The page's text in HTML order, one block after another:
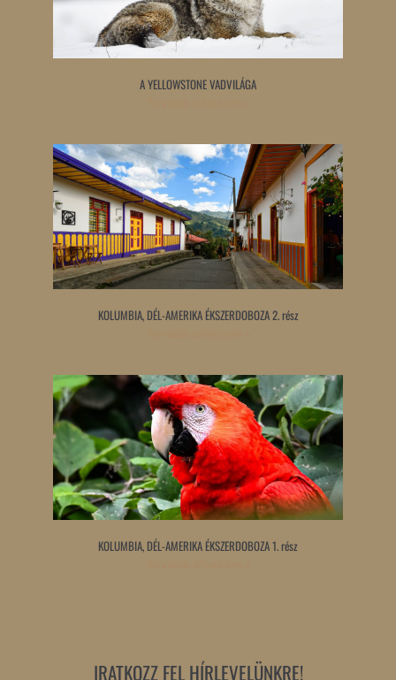
A YELLOWSTONE VADVILÁGA
KOLUMBIA, DÉL-AMERIKA ÉKSZERDOBOZA 2. rész
KOLUMBIA, DÉL-AMERIKA ÉKSZERDOBOZA 1. rész
IRATKOZZ FEL HÍRLEVELÜNKRE!